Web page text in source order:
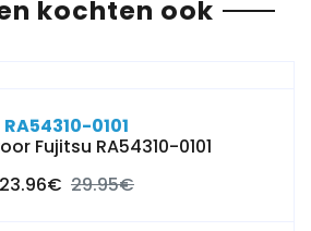
kochten ook
RA54310-0101
Fujitsu RA54310-0101
23.96€ 29.95€